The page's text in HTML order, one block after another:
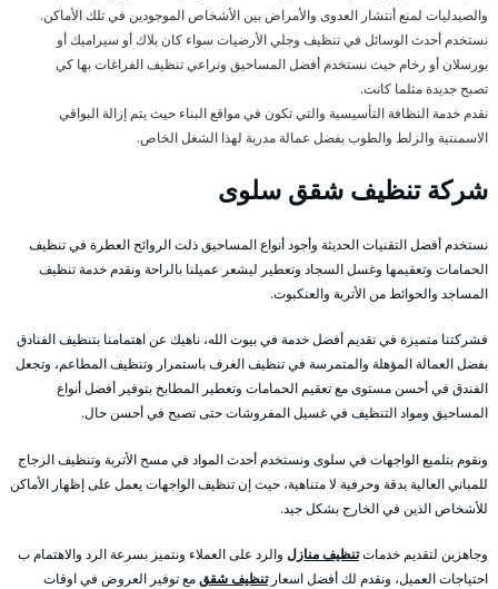
والصيدليات لمنع أنتشار العدوى والأمراض بين الأشخاص الموجودين في تلك الأماكن.
نستخدم أحدث الوسائل في تنظيف وجلي الأرضيات سواء كان بلاك أو سيراميك أو
بورسلان أو رخام حيث نستخدم أفضل المساحيق ونراعي تنظيف الفراغات بها كي
تصبح جديدة مثلما كانت.
نقدم خدمة النظافة التأسيسية والتي تكون في مواقع البناء حيث يتم إزالة البواقي
الاسمنتية والزلط والطوب بفضل عمالة مدربة لهذا الشغل الخاص.
شركة تنظيف شقق سلوى
نستخدم أفضل التقنيات الحديثة وأجود أنواع المساحيق ذلت الروائح العطرة في تنظيف
الحمامات وتعقيمها وغسل السجاد وتعطير ليشعر عميلنا بالراحة ونقدم خدمة تنظيف
المساجد والحوائط من الأتربة والعنكبوت.
فشركتنا متميزة في تقديم أفضل خدمة في بيوت الله، ناهيك عن اهتمامنا بتنظيف الفنادق
بفضل العمالة المؤهلة والمتمرسة في تنظيف الغرف باستمرار وتنظيف المطاعم، وتجعل
الفندق في أحسن مستوى مع تعقيم الحمامات وتعطير المطابخ بتوفير أفضل أنواع
المساحيق ومواد التنظيف في غسيل المفروشات حتى تصبح في أحسن حال.
ونقوم بتلميع الواجهات في سلوى ونستخدم أحدث المواد في مسح الأتربة وتنظيف الزجاج
للمباني العالية بدقة وحرفية لا متناهية، حيث إن تنظيف الواجهات يعمل على إظهار الأماكن
للأشخاص الذين في الخارج بشكل جيد.
وجاهزين لتقديم خدماتتنظيف منازل والرد على العملاء ونتميز بسرعة الرد والاهتمام ب
احتياجات العميل، ونقدم لك أفضل اسعارتنظيف شققمع توفير العروض في اوقات